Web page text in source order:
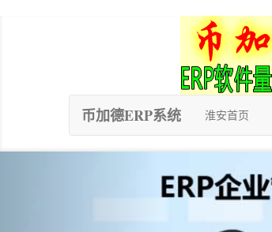
币加德ERP系统 淮安首页